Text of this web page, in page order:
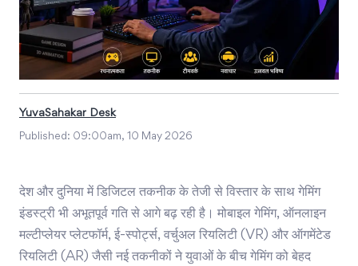
YuvaSahakar Desk
Published: 09:00am, 10 May 2026
देश और दुनिया में डिजिटल तकनीक के तेजी से विस्तार के साथ गेमिंग
इंडस्ट्री भी अभूतपूर्व गति से आगे बढ़ रही है। मोबाइल गेमिंग, ऑनलाइन
मल्टीप्लेयर प्लेटफॉर्म, ई-स्पोर्ट्स, वर्चुअल रियलिटी (VR) और ऑगमेंटेड
रियलिटी (AR) जैसी नई तकनीकों ने युवाओं के बीच गेमिंग को बेहद